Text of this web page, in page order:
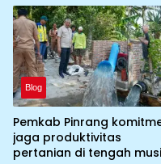
Olahraga
Blog
Pemkab Pinrang
jaga produktivitas
pertanian di tengah